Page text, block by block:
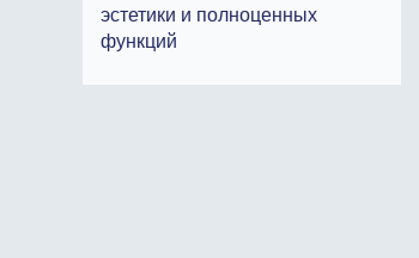
эстетики и полноценных
функций